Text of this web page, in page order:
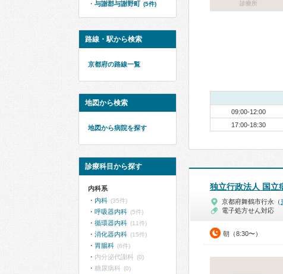
診療所
09:00-12:00
17:00-18:30
独立行政法人 国立
京都府舞鶴市行永（
電子処方せん対応
朝（8:30〜）
与謝郡与謝野町 (5件)
路線・駅から検索
京都府の路線一覧
地図から検索
地図から病院を探す
診療科目から探す
内科系
内科 (35件)
呼吸器内科 (5件)
循環器内科 (11件)
消化器内科 (15件)
胃腸科 (6件)
内分泌代謝科 (0)
糖尿病科 (0)